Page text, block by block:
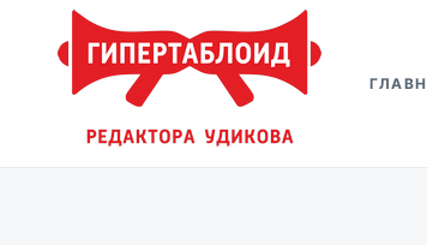
Перейти
содержимому